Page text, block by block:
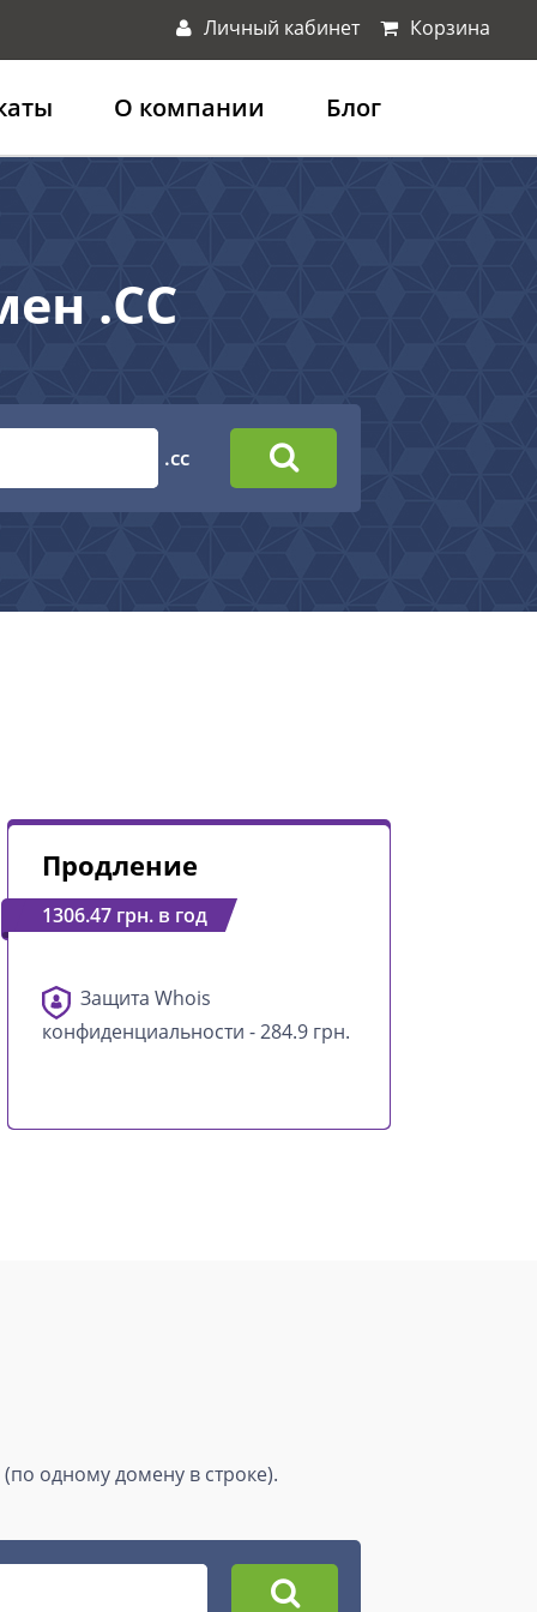
Личный кабинет Корзина
О компании Блог
.CC
.cc
Продление
1306.47 грн. в год
Защита Whois
конфиденциальности - 284.9 грн.
одному домену в строке).